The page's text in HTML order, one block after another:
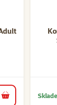
do košíku